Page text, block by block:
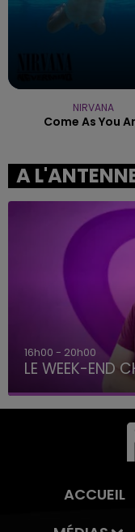
NIRVANA
Come As You
A
16h00 - 20h00
LE WEEK-END
ACCUEIL